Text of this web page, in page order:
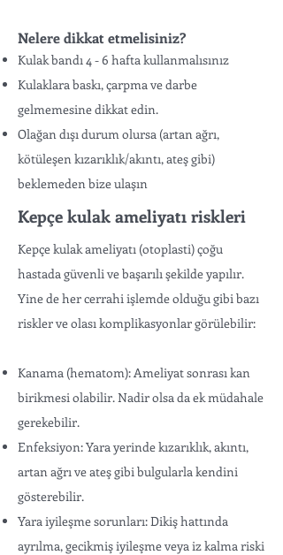
Nelere dikkat etmelisiniz?
Kulak bandı 4 - 6 hafta kullanmalısınız
Kulaklara baskı, çarpma ve darbe
gelmemesine dikkat edin.
Olağan dışı durum olursa (artan ağrı,
kötüleşen kızarıklık/akıntı, ateş gibi)
beklemeden bize ulaşın
Kepçe kulak ameliyatı riskleri
Kepçe kulak ameliyatı (otoplasti) çoğu
hastada güvenli ve başarılı şekilde yapılır.
Yine de her cerrahi işlemde olduğu gibi bazı
riskler ve olası komplikasyonlar görülebilir:
Kanama (hematom): Ameliyat sonrası kan
birikmesi olabilir. Nadir olsa da ek müdahale
gerekebilir.
Enfeksiyon: Yara yerinde kızarıklık, akıntı,
artan ağrı ve ateş gibi bulgularla kendini
gösterebilir.
Yara iyileşme sorunları: Dikiş hattında
ayrılma, gecikmiş iyileşme veya iz kalma riski